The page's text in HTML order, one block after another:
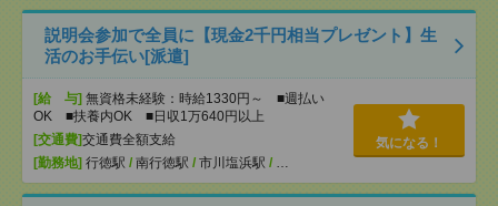
説明会参加で全員に【現金2千円相当プレゼント】生
活のお手伝い[派遣]
[給 与] 無資格未経験：時給1330円～ ■週払い
OK ■扶養内OK ■日収1万640円以上
[交通費]交通費全額支給
[勤務地] 行徳駅 / 南行徳駅 / 市川塩浜駅 / …
気になる！